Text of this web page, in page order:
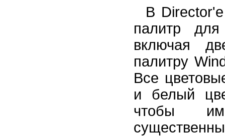
В
палитр для
включая
палитру
Все
и белый
чтобы